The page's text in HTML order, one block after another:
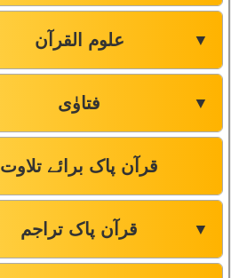
علوم القرآن ▼
فتاوٰی ▼
قرآن پاک برائے تلاوت
قرآن پاک تراجم ▼